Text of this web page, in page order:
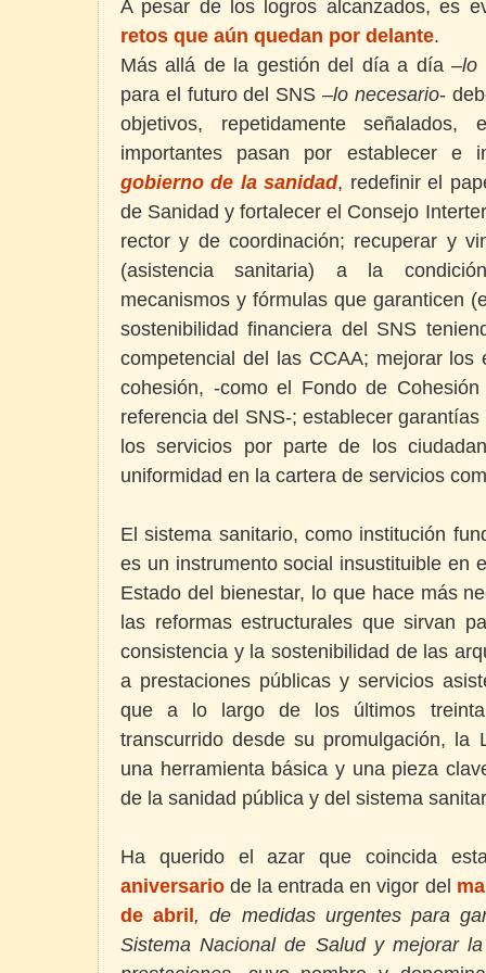
A pesar de los logros alcanzados, es
retos que aún quedan por delante.
Más allá de la gestión del día a día –lo
para el futuro del SNS –lo necesario-
objetivos, repetidamente
importantes pasan por establecer e
gobierno de la sanidad, redefinir el
de Sanidad y fortalecer el Consejo
rector y de coordinación; recuperar y
(asistencia sanitaria) a la
mecanismos y fórmulas que garanticen
sostenibilidad financiera del SNS
competencial del las CCAA; mejorar los
cohesión, -como el Fondo de
referencia del SNS-; establecer
los servicios por parte de los
uniformidad en la cartera de servicios
El sistema sanitario, como institución
es un instrumento social insustituible en
Estado del bienestar, lo que hace más
las reformas estructurales que sirvan
consistencia y la sostenibilidad de las
a prestaciones públicas y servicios
que a lo largo de los últimos
transcurrido desde su promulgación, la
una herramienta básica y una pieza
de la sanidad pública y del sistema
Ha querido el azar que coincida
aniversario de la entrada en vigor del
de abril, de medidas urgentes para
Sistema Nacional de Salud y mejorar